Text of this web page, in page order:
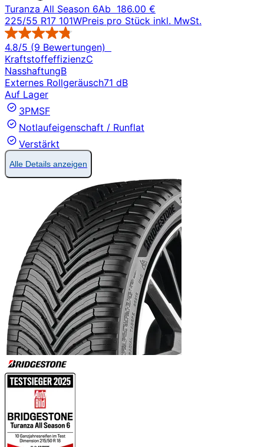
Turanza All Season 6Ab 186.00 €
225/55 R17 101WPreis pro Stück inkl. MwSt.
4.8/5 (9 Bewertungen)
KraftstoffeffizienzC
NasshaftungB
Externes Rollgeräusch71 dB
Auf Lager
3PMSF
Notlaufeigenschaft / Runflat
Verstärkt
Alle Details anzeigen